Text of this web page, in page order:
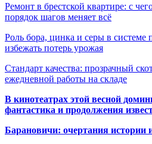
Ремонт в брестской квартире: с
порядок шагов меняет всё
Роль бора, цинка и серы в системе
избежать потерь урожая
Стандарт качества: прозрачный
ежедневной работы на складе
В кинотеатрах этой весной
фантастика и продолжения
Барановичи: очертания истории